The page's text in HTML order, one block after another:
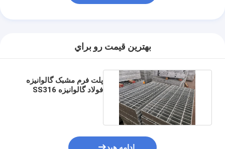
بهترين قيمت رو براي
پلت فرم مشبک گالوانیزه
فولاد گالوانیزه SS316